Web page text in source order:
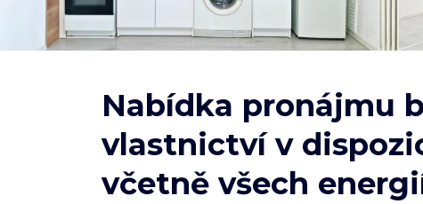
Nabídka pronájmu
vlastnictví v
včetně všech